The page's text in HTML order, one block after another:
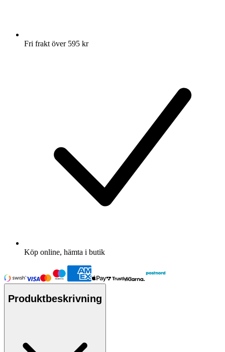
Fri frakt över 595 kr
Köp online, hämta i butik
Produktbeskrivning